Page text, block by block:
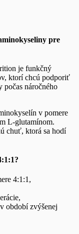
pre
je funkčný
ktorí chcú podporiť
počas náročného
v pomere
L-glutamínom.
chuť, ktorá sa hodí
4:1:1,
období zvýšenej